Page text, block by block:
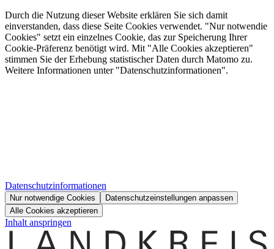
Durch die Nutzung dieser Website erklären Sie sich damit
einverstanden, dass diese Seite Cookies verwendet. "Nur notwendie
Cookies" setzt ein einzelnes Cookie, das zur Speicherung Ihrer
Cookie-Präferenz benötigt wird. Mit "Alle Cookies akzeptieren"
stimmen Sie der Erhebung statistischer Daten durch Matomo zu.
Weitere Informationen unter "Datenschutzinformationen".
Datenschutzinformationen
Nur notwendige Cookies
Datenschutzeinstellungen anpassen
Alle Cookies akzeptieren
Inhalt anspringen